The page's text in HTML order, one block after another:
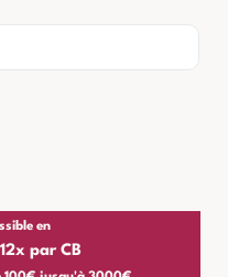
en
par CB